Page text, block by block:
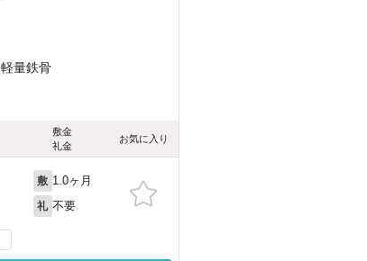
軽量鉄骨
敷金
礼金
お気に入り
敷 1.0ヶ月
礼 不要